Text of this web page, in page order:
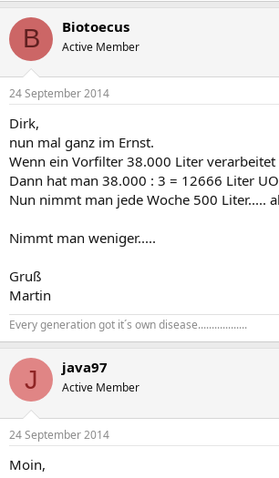
B Biotoecus
Active Member
24 September 2014
Dirk,
nun mal ganz im Ernst.
Wenn ein Vorfilter 38.000 Liter verarbeitet
Dann hat man 38.000 : 3 = 12666 Liter
Nun nimmt man jede Woche 500 Liter.....
Nimmt man weniger.....
Gruß
Martin
Every generation got it´s own disease..................
J java97
Active Member
24 September 2014
Moin,